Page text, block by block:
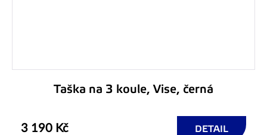
Taška na 3 koule, Vise, černá
3 190 Kč DETAIL